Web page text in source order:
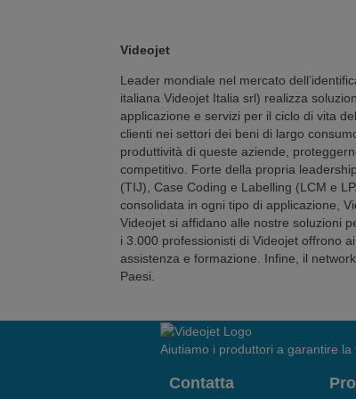
Videojet
Leader mondiale nel mercato
italiana Videojet Italia srl) realizza
applicazione e servizi per il ciclo di vita
clienti nei settori dei beni di largo
produttività di queste aziende,
competitivo. Forte della propria
(TIJ), Case Coding e Labelling (LCM e
consolidata in ogni tipo di applicazione,
Videojet si affidano alle nostre soluzioni
i 3.000 professionisti di Videojet offrono
assistenza e formazione. Infine, il
Paesi.
Aiutiamo i produttori a garantire la
Contatta